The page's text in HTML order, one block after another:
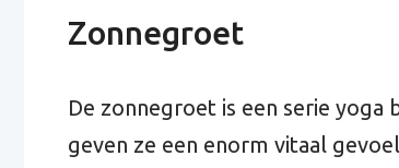
Zonnegroet
De zonnegroet is een serie yoga
geven ze een enorm vitaal